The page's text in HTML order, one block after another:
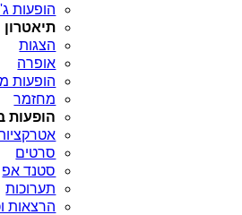
הופעות
תיאטרון
הצגות
אופרה
הופעות
מחזמר
הופעות
סרטים
סטנד אפ
תערוכות
הרצאות